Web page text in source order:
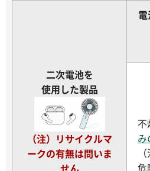
二次電池を
使用した製品
（注）リサイクルマ
ークの有無は問いま
せん
不
み
危